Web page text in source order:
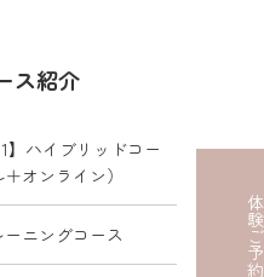
ス紹介
】ハイブリッドコー
オンライン）
ニングコース